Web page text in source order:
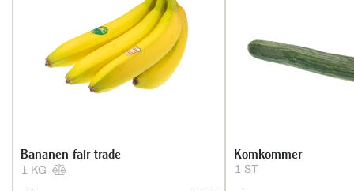
1 KG
Bananen fair trade
1 ST
Komkommer